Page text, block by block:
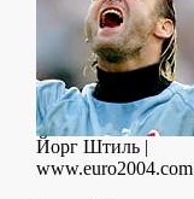
Йорг Штиль |
www.euro2004.com